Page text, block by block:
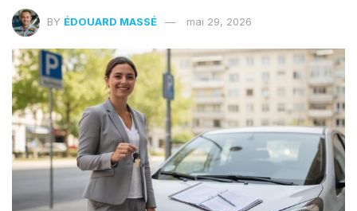
BY ÉDOUARD MASSÉ mai 29, 2026